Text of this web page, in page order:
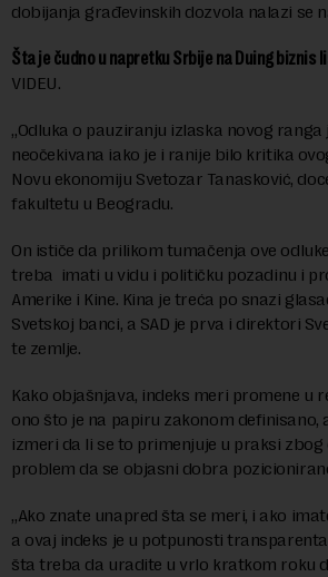
dobijanja građevinskih dozvola nalazi se
Šta je čudno u napretku Srbije na Duing biznis
VIDEU.
„Odluka o pauziranju izlaska novog ranga
neočekivana iako je i ranije bilo kritika
Novu ekonomiju Svetozar Tanasković,
fakultetu u Beogradu.
On ističe da prilikom tumačenja ove
treba imati u vidu i političku pozadinu i
Amerike i Kine. Kina je treća po snazi
Svetskoj banci, a SAD je prva i direktori
te zemlje.
Kako objašnjava, indeks meri promene u
ono što je na papiru zakonom definisano,
izmeri da li se to primenjuje u praksi
problem da se objasni dobra
„Ako znate unapred šta se meri, i ako
a ovaj indeks je u potpunosti
šta treba da uradite u vrlo kratkom roku